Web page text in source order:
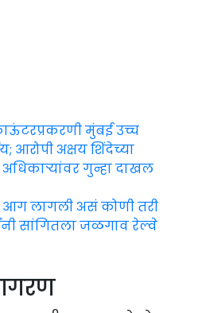
मुंबई उच्च
आरोपी अक्षय शिंदेच्या
गुन्हा दाखल
लागली असं कोणी तरी
सांगितला जळगाव रेल्वे